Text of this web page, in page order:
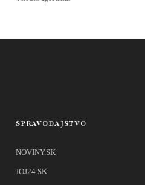
SPRAVODAJSTVO
NOVINY.SK
JOJ24.SK